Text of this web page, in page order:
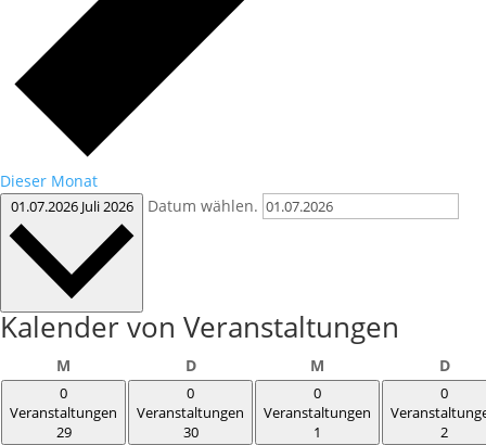
Dieser Monat
01.07.2026 Juli 2026 Datum wählen.
Kalender von Veranstaltungen
M DDienstag M D
0
Veranstaltungen
29
0
Veranstaltungen
30
0
Veranstaltungen
1
0
2